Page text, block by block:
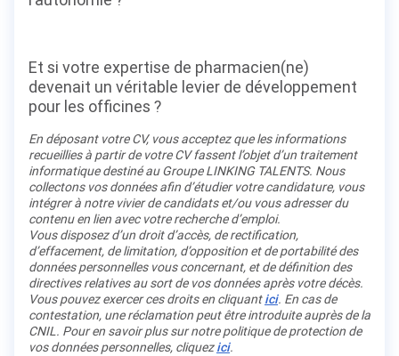
Et si votre expertise de pharmacien(ne)
devenait un véritable levier de développement
pour les officines ?
En déposant votre CV, vous acceptez que les informations
recueillies à partir de votre CV fassent l’objet d’un traitement
informatique destiné au Groupe LINKING TALENTS. Nous
collectons vos données afin d’étudier votre candidature, vous
intégrer à notre vivier de candidats et/ou vous adresser du
contenu en lien avec votre recherche d’emploi.
Vous disposez d’un droit d’accès, de rectification,
d’effacement, de limitation, d’opposition et de portabilité des
données personnelles vous concernant, et de définition des
directives relatives au sort de vos données après votre décès.
Vous pouvez exercer ces droits en cliquantici. En cas de
contestation, une réclamation peut être introduite auprès de la
CNIL. Pour en savoir plus sur notre politique de protection de
vos données personnelles, cliquezici.